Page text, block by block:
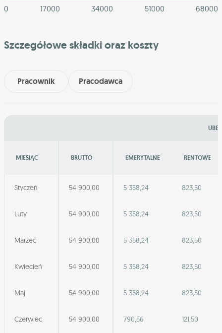
0
17000 34000 51000 68000
Szczegółowe składki oraz koszty
Pracownik Pracodawca
MIESIĄC BRUTTO EMERYTALNE RENTOWE
Styczeń 54 900,00 5 358,24 823,50
Luty 54 900,00 5 358,24 823,50
Marzec 54 900,00 5 358,24 823,50
Kwiecień 54 900,00 5 358,24 823,50
Maj 54 900,00 5 358,24 823,50
Czerwiec 54 900,00 790,56 121,50